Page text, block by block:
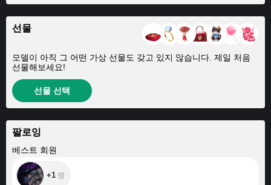
선물
모델이 아직 그 어떤 가상 선물도 갖고 있지 않습니다. 제일 처음
선물해보세요!
선물 선택
팔로잉
베스트 회원
+1
+1 명